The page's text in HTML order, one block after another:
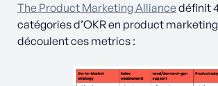
The Product Marketing Alliancedéfinit
catégories d’OKR en product
découlent ces metrics :